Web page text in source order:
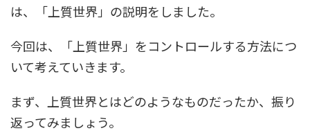
は、「上質世界」の説明をしました。
今回は、「上質世界」をコントロールする方法につ
いて考えていきます。
まず、上質世界とはどのようなものだったか、振り
返ってみましょう。